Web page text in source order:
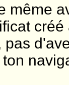
même
pas